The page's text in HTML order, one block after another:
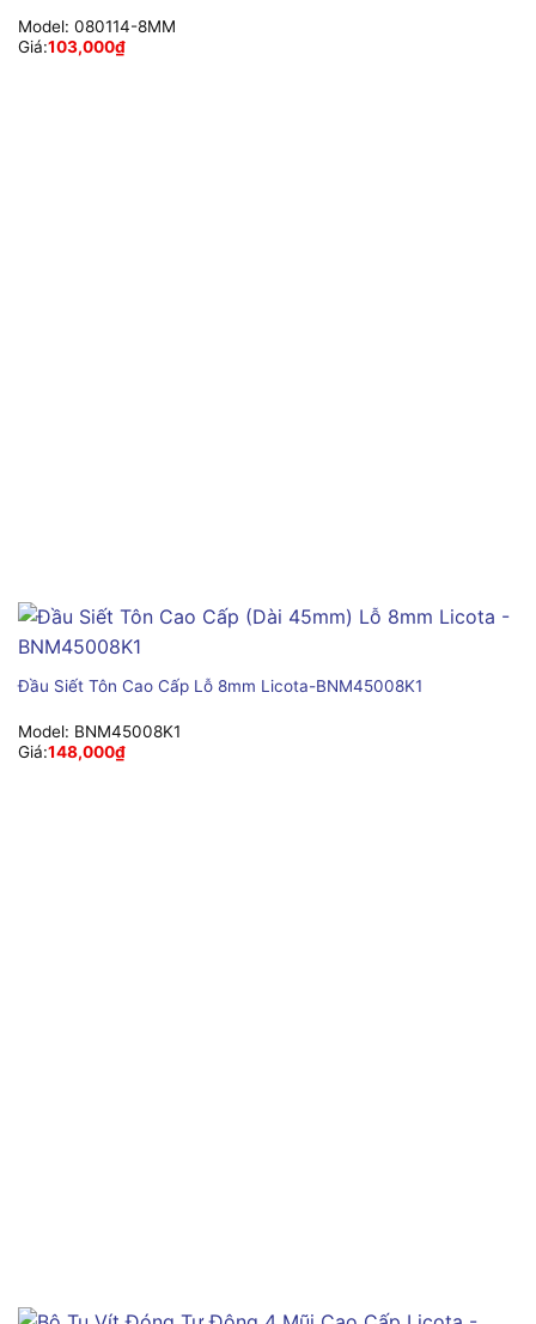
Model: 080114-8MM
Giá:103,000₫
Đầu Siết Tôn Cao Cấp Lỗ 8mm Licota-BNM45008K1
Model: BNM45008K1
Giá:148,000₫